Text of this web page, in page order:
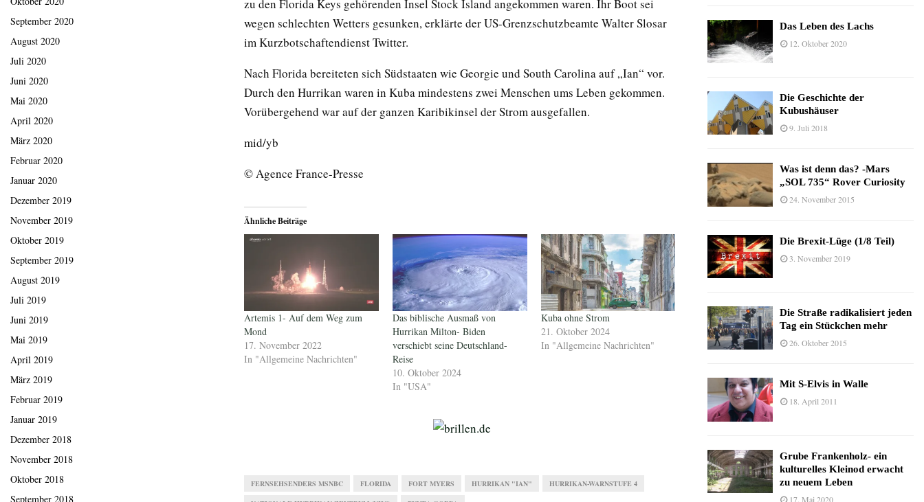
zu den Florida Keys gehörenden Insel Stock Island angekommen waren. Ihr Boot sei
wegen schlechten Wetters gesunken, erklärte der US-Grenzschutzbeamte Walter Slosar
im Kurzbotschaftendienst Twitter.
Nach Florida bereiteten sich Südstaaten wie Georgie und South Carolina auf „Ian“ vor.
Durch den Hurrikan waren in Kuba mindestens zwei Menschen ums Leben gekommen.
Vorübergehend war auf der ganzen Karibikinsel der Strom ausgefallen.
mid/yb
© Agence France-Presse
Ähnliche Beiträge
Artemis 1- Auf dem Weg zum
Mond
17. November 2022
In "Allgemeine Nachrichten"
Das biblische Ausmaß von
Hurrikan Milton- Biden
verschiebt seine Deutschland-
Reise
10. Oktober 2024
In "USA"
Kuba ohne Strom
21. Oktober 2024
In "Allgemeine Nachrichten"
FERNSEHSENDERS MSNBC FLORIDA FORT MYERS HURRIKAN "IAN" HURRIKAN-WARNSTUFE 4
September 2020
August 2020
Juli 2020
Juni 2020
Mai 2020
April 2020
März 2020
Februar 2020
Januar 2020
Dezember 2019
November 2019
Oktober 2019
September 2019
August 2019
Juli 2019
Juni 2019
Mai 2019
April 2019
März 2019
Februar 2019
Januar 2019
Dezember 2018
November 2018
Oktober 2018
September 2018
Das Leben des Lachs
12. Oktober 2020
Die Geschichte der
Kubushäuser
9. Juli 2018
Was ist denn das? -Mars
„SOL 735“ Rover Curiosity
24. November 2015
Die Brexit-Lüge (1/8 Teil)
3. November 2019
Die Straße radikalisiert jeden
Tag ein Stückchen mehr
26. Oktober 2015
Mit S-Elvis in Walle
18. April 2011
Grube Frankenholz- ein
kulturelles Kleinod erwacht
zu neuem Leben
17. Mai 2020